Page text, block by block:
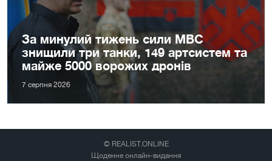
За минулий тижень сили МВС
знищили три танки, 149 артсистем та
майже 5000 ворожих дронів
7 серпня 2026
© REALIST.ONLINE
Щоденне онлайн-видання